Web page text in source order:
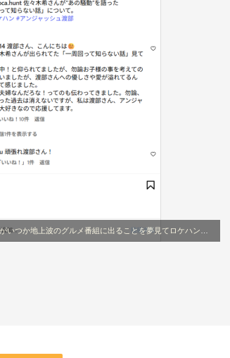
地上波のグルメ番組に出ることを夢見てロケハンする番組」公式Instagram